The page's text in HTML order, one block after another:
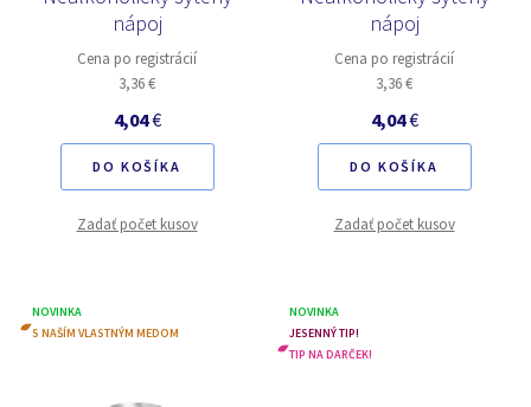
nápoj
Cena po registrácií
3,36 €
4,04€
DO KOŠÍKA
Zadať počet kusov
nápoj
Cena po registrácií
3,36 €
4,04€
DO KOŠÍKA
Zadať počet kusov
NOVINKA
S NAŠÍM VLASTNÝM MEDOM
NOVINKA
JESENNÝ TIP!
TIP NA DARČEK!